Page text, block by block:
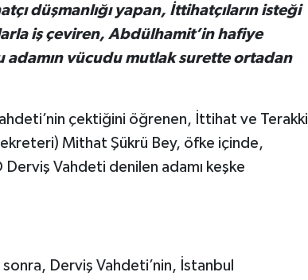
düşmanlığı yapan, İttihatçıların isteği
iş çeviren, Abdülhamit’in hafiye
vücudu mutlak surette ortadan
çektiğini öğrenen, İttihat ve Terakki
Mithat Şükrü Bey, öfke içinde,
Vahdeti denilen adamı keşke
sonra, Derviş Vahdeti’nin, İstanbul